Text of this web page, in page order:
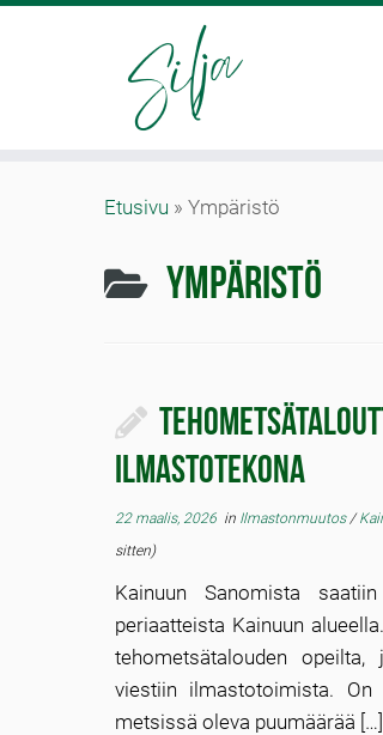
Etusivu » Ympäristö
Ympäristö
ilmastotekona
22 maalis, 2026in Ilmastonmuutos/
sitten)
Kainuun Sanomista
periaatteista Kainuun
tehometsätalouden
viestiin ilmastotoimista.
metsissä oleva puumäärää […]